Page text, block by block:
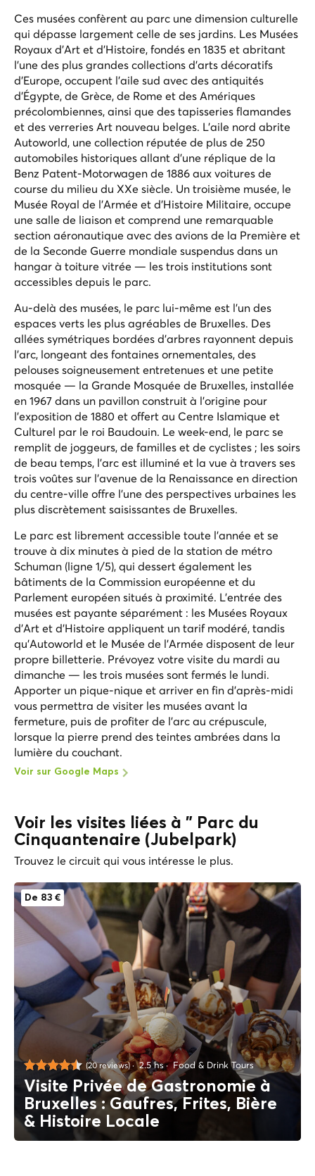
Ces musées confèrent au parc une dimension culturelle
qui dépasse largement celle de ses jardins. Les Musées
Royaux d'Art et d'Histoire, fondés en 1835 et abritant
l'une des plus grandes collections d'arts décoratifs
d'Europe, occupent l'aile sud avec des antiquités
d'Égypte, de Grèce, de Rome et des Amériques
précolombiennes, ainsi que des tapisseries flamandes
et des verreries Art nouveau belges. L'aile nord abrite
Autoworld, une collection réputée de plus de 250
automobiles historiques allant d'une réplique de la
Benz Patent-Motorwagen de 1886 aux voitures de
course du milieu du XXe siècle. Un troisième musée, le
Musée Royal de l'Armée et d'Histoire Militaire, occupe
une salle de liaison et comprend une remarquable
section aéronautique avec des avions de la Première et
de la Seconde Guerre mondiale suspendus dans un
hangar à toiture vitrée — les trois institutions sont
accessibles depuis le parc.
Au-delà des musées, le parc lui-même est l'un des
espaces verts les plus agréables de Bruxelles. Des
allées symétriques bordées d'arbres rayonnent depuis
l'arc, longeant des fontaines ornementales, des
pelouses soigneusement entretenues et une petite
mosquée — la Grande Mosquée de Bruxelles, installée
en 1967 dans un pavillon construit à l'origine pour
l'exposition de 1880 et offert au Centre Islamique et
Culturel par le roi Baudouin. Le week-end, le parc se
remplit de joggeurs, de familles et de cyclistes ; les soirs
de beau temps, l'arc est illuminé et la vue à travers ses
trois voûtes sur l'avenue de la Renaissance en direction
du centre-ville offre l'une des perspectives urbaines les
plus discrètement saisissantes de Bruxelles.
Le parc est librement accessible toute l'année et se
trouve à dix minutes à pied de la station de métro
Schuman (ligne 1/5), qui dessert également les
bâtiments de la Commission européenne et du
Parlement européen situés à proximité. L'entrée des
musées est payante séparément : les Musées Royaux
d'Art et d'Histoire appliquent un tarif modéré, tandis
qu'Autoworld et le Musée de l'Armée disposent de leur
propre billetterie. Prévoyez votre visite du mardi au
dimanche — les trois musées sont fermés le lundi.
Apporter un pique-nique et arriver en fin d'après-midi
vous permettra de visiter les musées avant la
fermeture, puis de profiter de l'arc au crépuscule,
lorsque la pierre prend des teintes ambrées dans la
lumière du couchant.
Voir sur Google Maps
Voir les visites liées à " Parc du
Cinquantenaire (Jubelpark)
Trouvez le circuit qui vous intéresse le plus.
De 83 €
(20 reviews) 2.5 hs Food & Drink Tours
Visite Privée de Gastronomie à
Bruxelles : Gaufres, Frites, Bière
& Histoire Locale